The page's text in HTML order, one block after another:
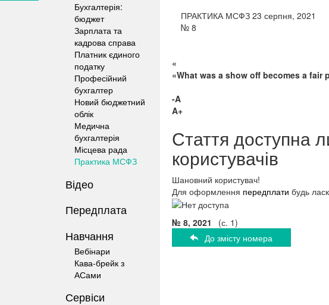
Бухгалтерія:
бюджет
Зарплата та
кадрова справа
Платник єдиного
податку
Професійний
бухгалтер
Новий бюджетний
облік
Медична
бухгалтерія
Місцева рада
Практика МСФЗ
Відео
Передплата
Навчання
Вебінари
Кава-брейк з
АСами
Сервіси
ПРАКТИКА МСФЗ 23 серпня, 2021
№ 8
«
«What was a show off becomes a fair
-A
A+
Стаття доступна
користувачів
Шановний користувач!
Для оформлення передплати будь
№ 8, 2021
(с. 1)
До змісту номера